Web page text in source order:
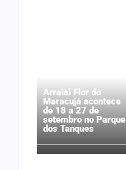
Arraial Flor do
Maracujá acontece
de 18 a 27 de
setembro no Parque
dos Tanques